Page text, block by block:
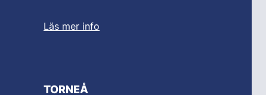
Läs mer info
TORNEÅ